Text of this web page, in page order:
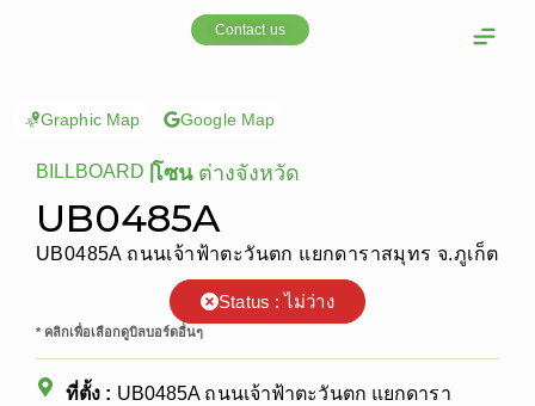
Contact us
Graphic Map Google Map
BILLBOARD |โซน ต่างจังหวัด
UB0485A
UB0485A ถนนเจ้าฟ้าตะวันตก แยกดาราสมุทร จ.ภูเก็ต
Status : ไม่ว่าง
* คลิกเพื่อเลือกดูบิลบอร์ดอื่นๆ
ที่ตั้ง : UB0485A ถนนเจ้าฟ้าตะวันตก แยกดารา